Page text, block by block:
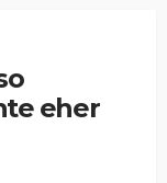
eher